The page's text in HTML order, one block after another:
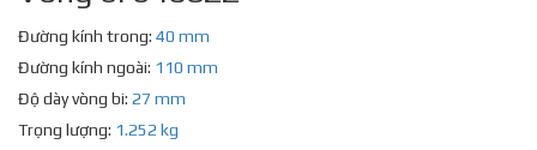
Đường kính trong: 40 mm
Đường kính ngoài: 110 mm
Độ dày vòng bi: 27 mm
Trọng lượng: 1.252 kg